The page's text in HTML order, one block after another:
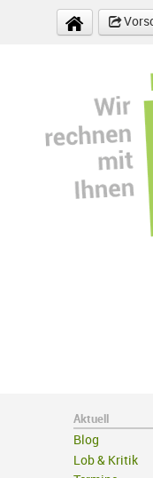
Direkt zum Inhalt
Aktuell
Blog
Lob & Kritik